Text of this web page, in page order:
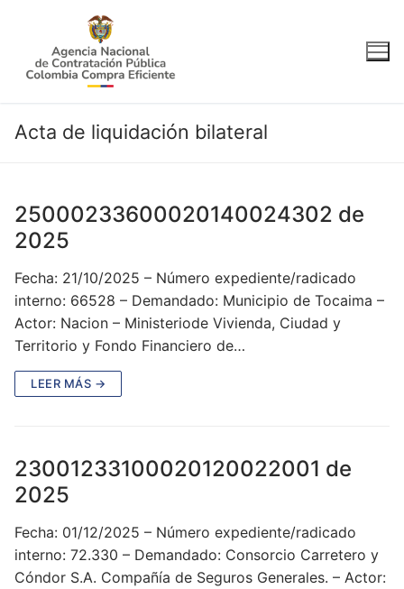
contenido
Acta de liquidación bilateral
25000233600020140024302 de
2025
Fecha: 21/10/2025 – Número expediente/radicado
interno: 66528 – Demandado: Municipio de Tocaima –
Actor: Nacion – Ministeriode Vivienda, Ciudad y
Territorio y Fondo Financiero de…
LEER MÁS →
23001233100020120022001 de
2025
Fecha: 01/12/2025 – Número expediente/radicado
interno: 72.330 – Demandado: Consorcio Carretero y
Cóndor S.A. Compañía de Seguros Generales. – Actor: